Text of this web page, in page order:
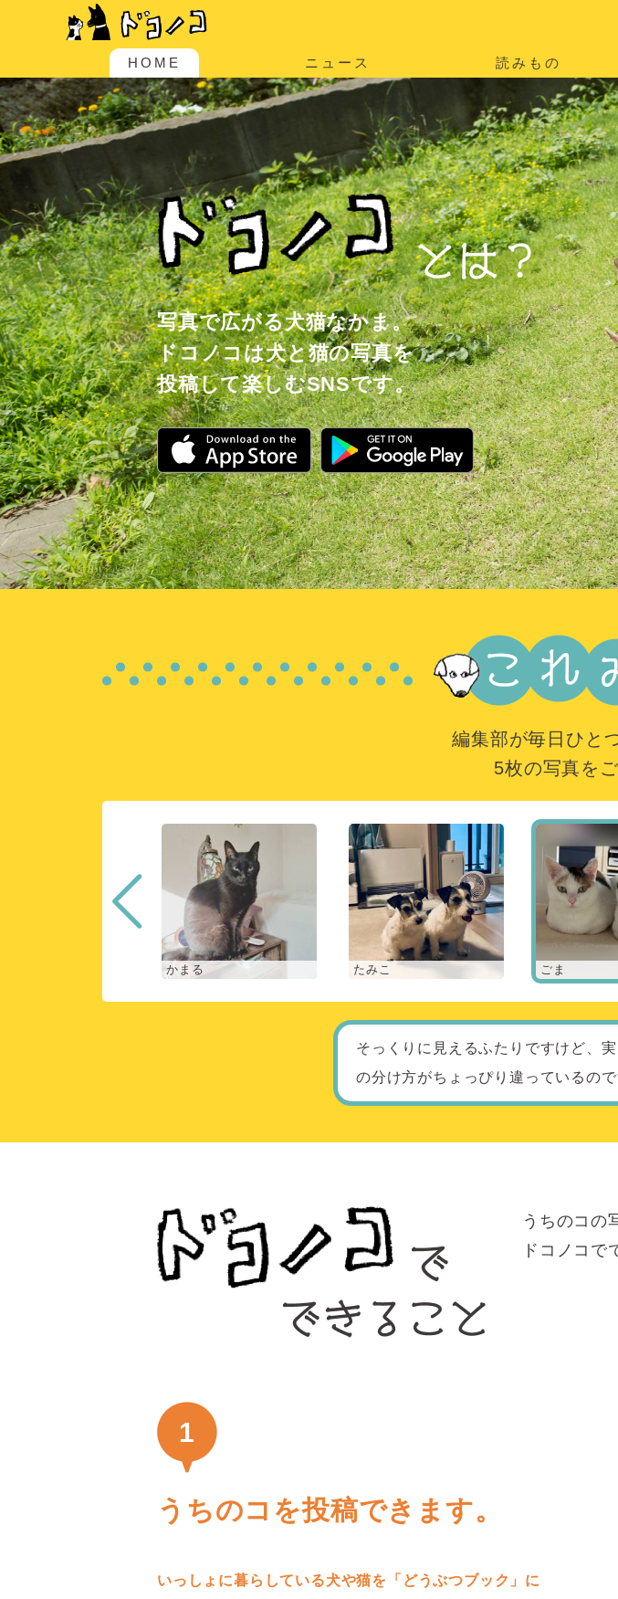
HOME ニュース 読みもの
写真で広がる犬猫なかま。
ドコノコは犬と猫の写真を
投稿して楽しむSNSです。
編集部が毎日ひと
5枚の写真を
かまる たみこ ごま
そっくりに見えるふたりですけど、
の分け方がちょっぴり違っているので
うちのコの
ドコノコで
1
うちのコを投稿できます。
いっしょに暮らしている犬や猫を「どうぶつブック」に